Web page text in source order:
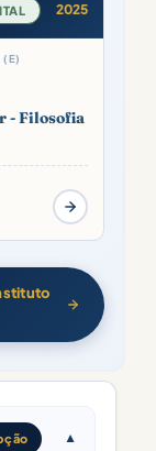
2025
(E)
- Filosofia